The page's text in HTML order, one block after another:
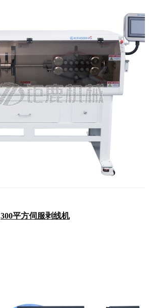
300平方伺服剥线机